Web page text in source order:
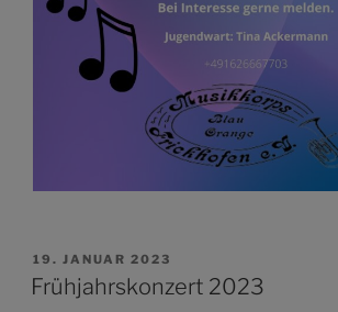
VERÖFFENTLICHT
AM
19. JANUAR 2023
Frühjahrskonzert 2023